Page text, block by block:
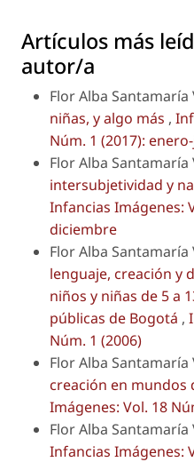
Artículos más
autor/a
Flor Alba Santamaría
niñas, y algo más ,
Núm. 1 (2017):
Flor Alba Santamaría
intersubjetividad y
Infancias Imágenes:
diciembre
Flor Alba Santamaría
lenguaje, creación y
niños y niñas de 5 a
públicas de Bogotá ,
Núm. 1 (2006)
Flor Alba Santamaría
creación en mundos
Imágenes: Vol. 18
Flor Alba Santamaría
Infancias Imágenes: